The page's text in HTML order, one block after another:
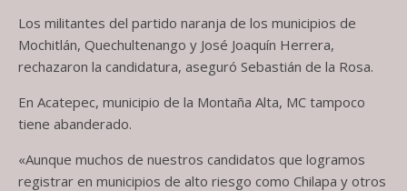
Los militantes del partido naranja de los municipios de
Mochitlán, Quechultenango y José Joaquín Herrera,
rechazaron la candidatura, aseguró Sebastián de la Rosa.
En Acatepec, municipio de la Montaña Alta, MC tampoco
tiene abanderado.
«Aunque muchos de nuestros candidatos que logramos
registrar en municipios de alto riesgo como Chilapa y otros